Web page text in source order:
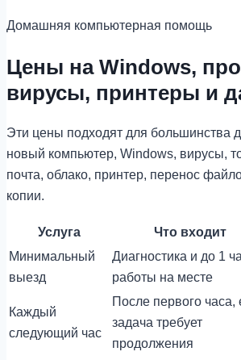
Домашняя компьютерная помощь
Цены на Windows,
вирусы, принтеры и
Эти цены подходят для большинства
новый компьютер, Windows, вирусы,
почта, облако, принтер, перенос
копии.
Услуга Что входит
Минимальный
выезд
Диагностика и до 1
работы на месте
Каждый
следующий час
После первого часа,
задача требует
продолжения